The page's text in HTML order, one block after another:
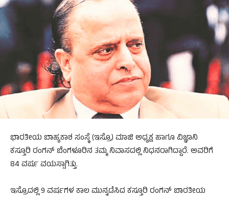
ಭಾರತೀಯ ಬಾಹ್ಯಕಾಶ ಸಂಸ್ಥೆ (ಇಸ್ರೊ) ಮಾಜಿ ಅಧ್ಯಕ್ಷ ಹಾಗೂ ವಿಜ್ಞಾನಿ
ಕಸ್ತೂರಿ ರಂಗನ್ ಬೆಂಗಳೂರಿನ ತಮ್ಮ ನಿವಾಸದಲ್ಲಿ ನಿಧನರಾಗಿದ್ದಾರೆ. ಅವರಿಗೆ
84 ವರ್ಷ ವಯಸ್ಸಾಗಿತ್ತು.
ಇಸ್ರೊದಲ್ಲಿ 9 ವರ್ಷಗಳ ಕಾಲ ಮುನ್ನಡೆಸಿದ ಕಸ್ತೂರಿ ರಂಗನ್ ಬಾರತೀಯ